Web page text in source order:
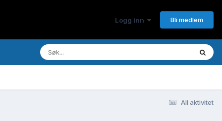
Logg inn Bli medlem
All aktivitet